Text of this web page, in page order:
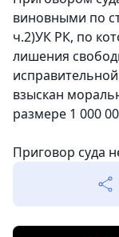
виновными по
ч.2)УК РК, по
лишения
взыскан
размере 1 000
Приговор суда